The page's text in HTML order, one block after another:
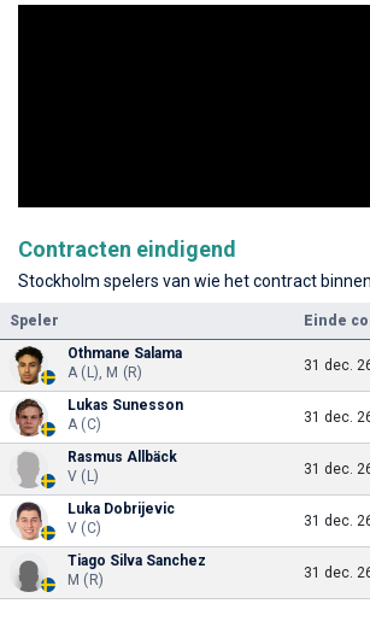
Contracten eindigend
Stockholm spelers van wie het contract
Speler Einde
Othmane Salama
A (L), M (R)
31 dec.
Lukas Sunesson
A (C)
31 dec.
Rasmus Allbäck
V (L)
31 dec.
Luka Dobrijevic
V (C)
31 dec.
Tiago Silva Sanchez
M (R)
31 dec.